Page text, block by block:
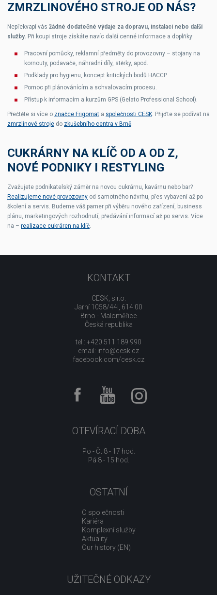
ZMRZLINOVÉHO STROJE OD NÁS?
Nepřekvapí vás žádné dodatečné výdaje za dopravu, instalaci nebo další
služby. Při koupi stroje získáte navíc další cenné informace a doplňky:
Pracovní pomůcky, reklamní předměty do provozovny – stojany na
kornouty, podavače, náhradní díly, stěrky, apod.
Podklady pro hygienu, koncept kritických bodů HACCP.
Pomoc při plánovánícím a schvalovacím procesu.
Přístup k informacím a kurzům GPS (Gelato Professional School).
Přečtěte si více o značce Frigomat a společnosti CESK . Přijďte se podívat na
zmrzlinové stroje do zkušebního centra v Brně
CUKRÁRNY NA KLÍČ OD A OD Z,
NOVÉ PODNIKY I RESTYLING
Zvažujete podnikatelský záměr na novou cukrárnu, kavárnu nebo bar?
Realizujeme nové provozovny od samotného návrhu, přes vybavení až po
školení a servis. Budeme váš parner při výběru nového zařízení, business
plánu, marketingových rozhodnutí, předávání informací až po servis. Více
na – realizace cukráren na klíč
KONTAKT
CESK, s.r.o.
Jarní 1058/44i, 614 00
Brno - Maloměřice
Česká republika
tel.: +420 511 189 990
email: info@cesk.cz
facebook.com/cesk.cz
OTEVÍRACÍ DOBA
Po - Čt 8 - 17 hod.
Pá 8 - 15 hod.
OSTATNÍ
O společnosti
Kariéra
Komplexní služby
Aktuality
Our history (EN)
UŽITEČNÉ ODKAZY